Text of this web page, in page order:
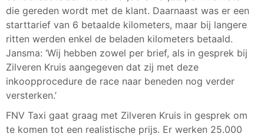
die gereden wordt met de klant. Daarnaast was er een
starttarief van 6 betaalde kilometers, maar bij langere
ritten werden enkel de beladen kilometers betaald.
Jansma: ‘Wij hebben zowel per brief, als in gesprek bij
Zilveren Kruis aangegeven dat zij met deze
inkoopprocedure de race naar beneden nog verder
versterken.’
FNV Taxi gaat graag met Zilveren Kruis in gesprek om
te komen tot een realistische prijs. Er werken 25.000